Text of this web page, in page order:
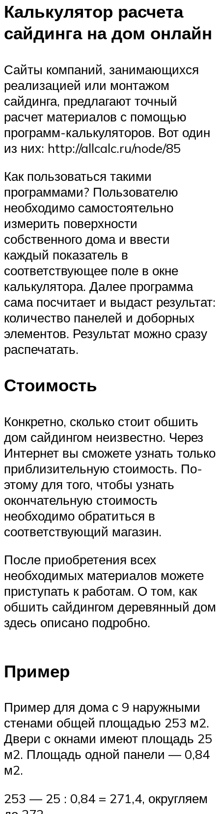
Калькулятор расчета
сайдинга на дом онлайн
Сайты компаний, занимающихся
реализацией или монтажом
сайдинга, предлагают точный
расчет материалов с помощью
программ-калькуляторов. Вот один
из них: http://allcalc.ru/node/85
Как пользоваться такими
программами? Пользователю
необходимо самостоятельно
измерить поверхности
собственного дома и ввести
каждый показатель в
соответствующее поле в окне
калькулятора. Далее программа
сама посчитает и выдаст результат:
количество панелей и доборных
элементов. Результат можно сразу
распечатать.
Стоимость
Конкретно, сколько стоит обшить
дом сайдингом неизвестно. Через
Интернет вы сможете узнать только
приблизительную стоимость. По-
этому для того, чтобы узнать
окончательную стоимость
необходимо обратиться в
соответствующий магазин.
После приобретения всех
необходимых материалов можете
приступать к работам. О том, как
обшить сайдингом деревянный дом
здесь описано подробно.
Пример
Пример для дома с 9 наружными
стенами общей площадью 253 м2.
Двери с окнами имеют площадь 25
м2. Площадь одной панели — 0,84
м2.
253 — 25 : 0,84 = 271,4, округляем